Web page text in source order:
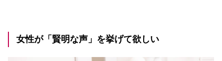
女性が「賢明な声」を挙げて欲しい